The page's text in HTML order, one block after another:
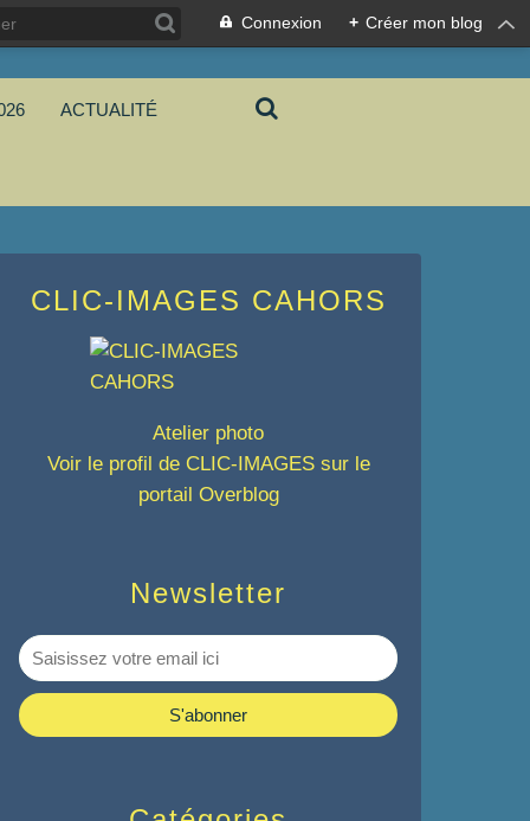
Connexion + Créer mon blog
ACTUALITÉ
Newsletter
CLIC-IMAGES CAHORS
Atelier photo
Voir le profil de CLIC-IMAGESsur le
portail Overblog